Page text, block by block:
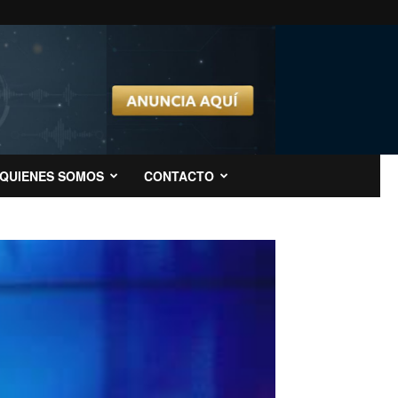
QUIENES SOMOS CONTACTO